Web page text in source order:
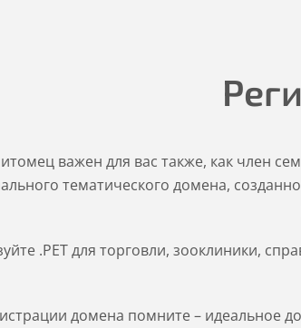
важен для вас также, как член
тематического домена,
.PET для торговли, зооклиники,
домена помните – идеальное